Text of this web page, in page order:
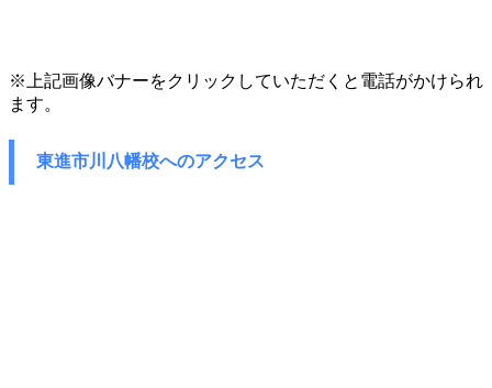
※上記画像バナーをクリックしていただくと電話がかけられ
ます。
東進市川八幡校へのアクセス